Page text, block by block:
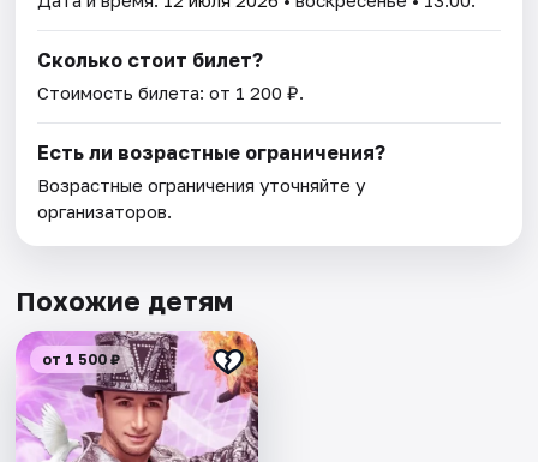
Сколько стоит билет?
Стоимость билета: от 1 200 ₽.
Есть ли возрастные ограничения?
Возрастные ограничения уточняйте у
организаторов.
Похожие детям
от 1 500 ₽